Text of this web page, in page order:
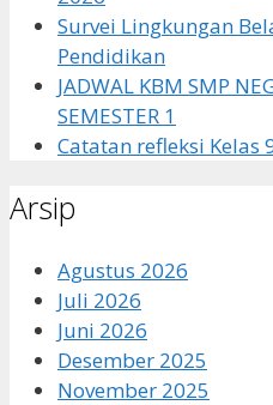
Survei Lingkungan
Pendidikan
JADWAL KBM SMP
SEMESTER 1
Catatan refleksi Kelas
Arsip
Agustus 2026
Juli 2026
Juni 2026
Desember 2025
November 2025